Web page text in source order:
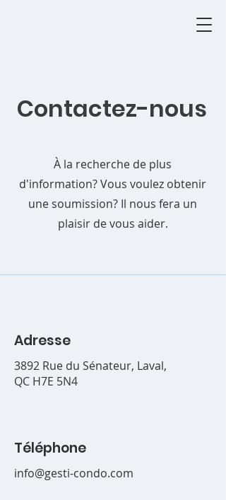
Contactez-nous
À la recherche de plus
d'information? Vous voulez obtenir
une soumission? Il nous fera un
plaisir de vous aider.
Adresse
3892 Rue du Sénateur, Laval,
QC H7E 5N4
Téléphone
info@gesti-condo.com